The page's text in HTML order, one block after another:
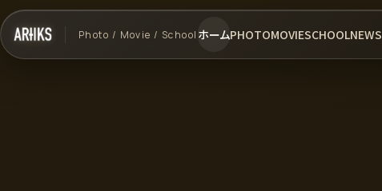
Photo / Movie / School ホームPHOTOMOVIESCHOOLNEWS